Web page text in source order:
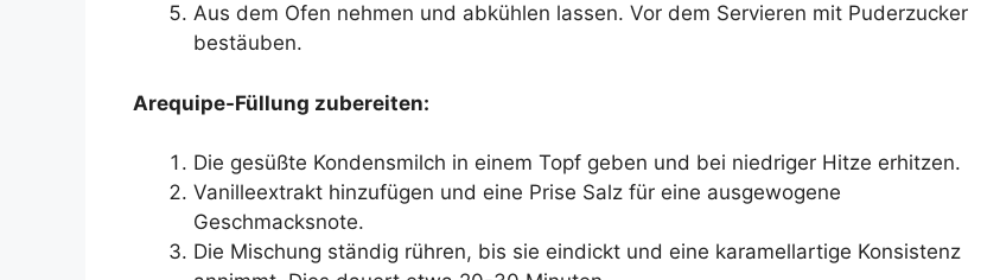
Aus dem Ofen nehmen und abkühlen lassen. Vor dem Servieren mit Puderzucker
bestäuben.
Arequipe-Füllung zubereiten:
Die gesüßte Kondensmilch in einem Topf geben und bei niedriger Hitze erhitzen.
Vanilleextrakt hinzufügen und eine Prise Salz für eine ausgewogene
Geschmacksnote.
Die Mischung ständig rühren, bis sie eindickt und eine karamellartige Konsistenz